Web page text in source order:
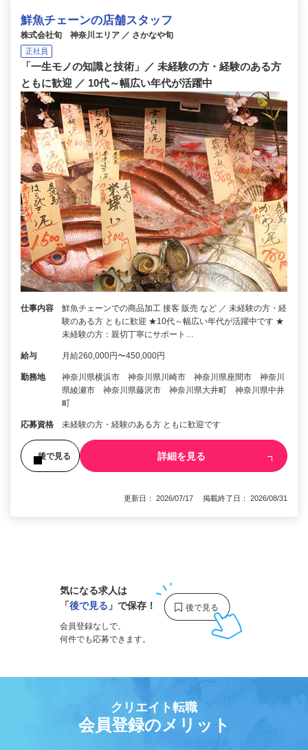
鮮魚チェーンの店舗スタッフ
株式会社旬 神奈川エリア ／ さかなや旬
正社員
「一生モノの知識と技術」／ 未経験の方・経験のある方
ともに歓迎 ／ 10代～幅広い年代が活躍中
仕事内容
鮮魚チェーンでの商品加工 接客 販売 など ／ 未経験の方・経
験のある方 ともに歓迎 ★10代～幅広い年代が活躍中です ★
未経験の方：親切丁寧にサポート…
給与 月給260,000円〜450,000円
勤務地
神奈川県横浜市 神奈川県川崎市 神奈川県座間市 神奈川
県綾瀬市 神奈川県藤沢市 神奈川県大井町 神奈川県中井
町
応募資格 未経験の方・経験のある方 ともに歓迎です
後で見る 詳細を見る
更新日： 2026/07/17 掲載終了日： 2026/08/31
気になる求人は
「後で見る 」で保存！
会員登録なしで、
何件でも応募できます。
クリエイト転職
会員登録のメリット